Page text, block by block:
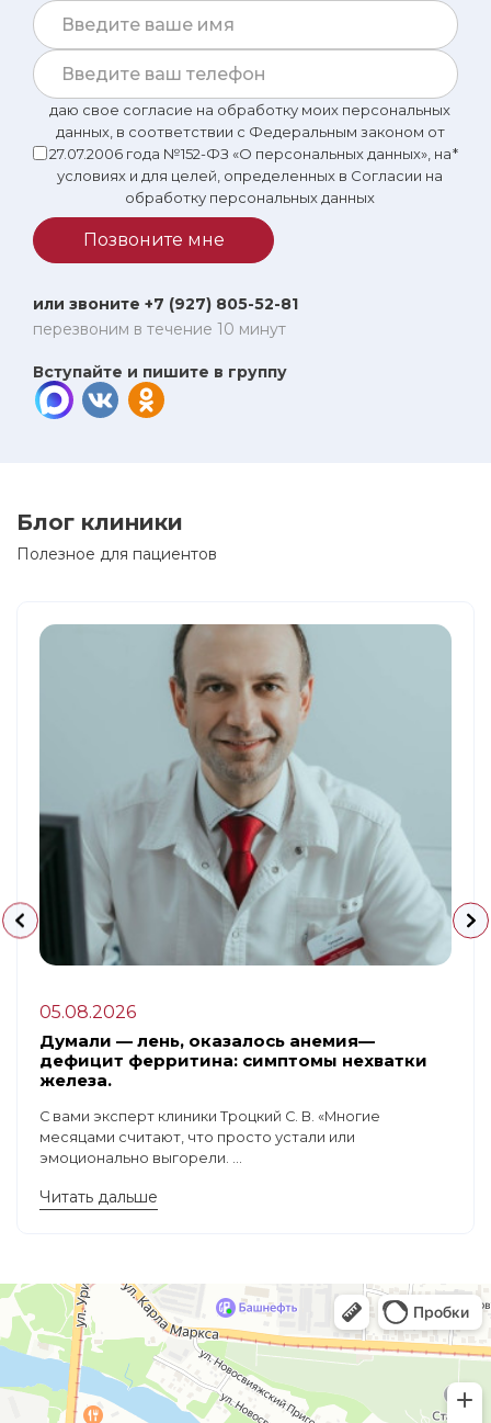
первый взгляд, я бы тоже могла посоветовать Цисану
Бессарионовну.
даю свое согласие на обработку моих персональных
данных, в соответствии с Федеральным законом от
27.07.2006 года №152-ФЗ «О персональных данных», на
условиях и для целей, определенных в Согласии на
обработку персональных данных
*
Позвоните мне
или звоните +7 (927) 805-52-81
перезвоним в течение 10 минут
Вступайте и пишите в группу
Блог клиники
Полезное для пациентов
05.08.2026
Думали — лень, оказалось анемия—
дефицит ферритина: симптомы нехватки
железа.
С вами эксперт клиники Троцкий С. В. «Многие
месяцами считают, что просто устали или
эмоционально выгорели. ...
Читать дальше